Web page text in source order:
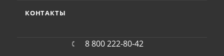
КОНТАКТЫ
8 800 222-80-42